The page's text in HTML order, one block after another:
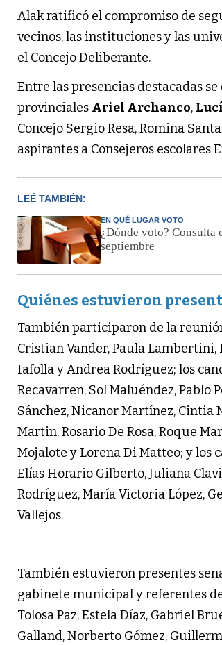
Alak ratificó el compromiso de
vecinos, las instituciones y las
el Concejo Deliberante.
Entre las presencias destacadas
provinciales Ariel Archanco,
Concejo Sergio Resa, Romina
aspirantes a Consejeros escolares
LEÉ TAMBIÉN:
EN QUÉ LUGAR VOTO
¿Dónde voto? Consulta
septiembre
Quiénes estuvieron
También participaron de la
Cristian Vander, Paula
Iafolla y Andrea Rodríguez; los
Recavarren, Sol Maluéndez, Pablo
Sánchez, Nicanor Martínez, Cintia
Martin, Rosario De Rosa, Roque
Mojalote y Lorena Di Matteo; y los
Elías Horario Gilberto, Juliana
Rodríguez, María Victoria López,
Vallejos.
También estuvieron presentes
gabinete municipal y referentes
Tolosa Paz, Estela Díaz, Gabriel
Galland, Norberto Gómez,